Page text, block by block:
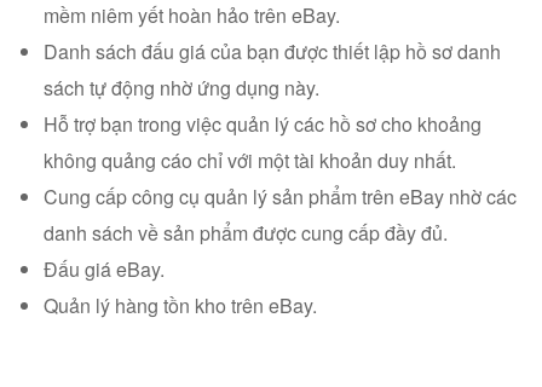
mềm niêm yết hoàn hảo trên eBay.
Danh sách đấu giá của bạn được thiết lập hồ sơ danh
sách tự động nhờ ứng dụng này.
Hỗ trợ bạn trong việc quản lý các hồ sơ cho khoảng
không quảng cáo chỉ với một tài khoản duy nhất.
Cung cấp công cụ quản lý sản phẩm trên eBay nhờ các
danh sách về sản phẩm được cung cấp đầy đủ.
Đấu giá eBay.
Quản lý hàng tồn kho trên eBay.